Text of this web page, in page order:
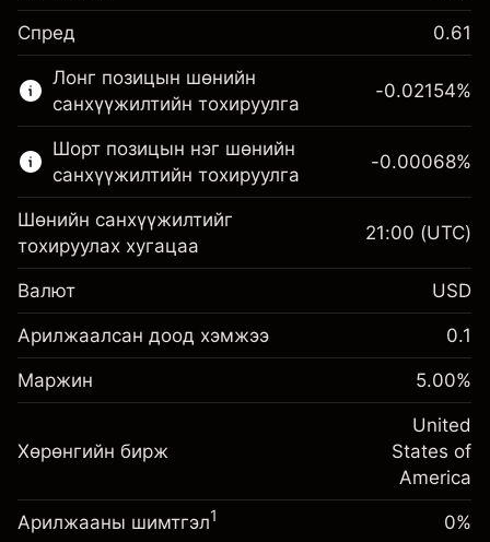
Энэ санхүүгийн зах зээл зөвхөн CFD
арилжаанд зориулагдсан.
Дэлгэрэнгүй мэдээллийг:
CFD-үүд
Спред 0.61
Лонг позицын шөнийн
санхүүжилтийн тохируулга
Маржин. Таны хөрөнгө
оруулалт
Шөнийн санхүүжилтийн
тохируулга
Позицын бүрэн хэмжээнээс
-0.02154
%
(-$4.31)
Хөшүүрэгтэй арилжааны хэмжээ
Хөшүүргийн мөнгө ~ $
-0.02154%
Шорт позицын нэг шөнийн
санхүүжилтийн тохируулга
Маржин. Таны хөрөнгө
оруулалт
$1,000.00
тохируулга
авах төлбөр
-0.000682
%
(-$0.14)
Хөшүүрэгтэй арилжааны хэмжээ
-0.00068%
Шөнийн санхүүжилтийг
тохируулах хугацаа
21:00 (UTC)
Валют USD
Арилжаалсан доод хэмжээ 0.1
Маржин 5.00%
Хөрөнгийн бирж
United
States of
America
Арилжааны шимтгэл1 0%